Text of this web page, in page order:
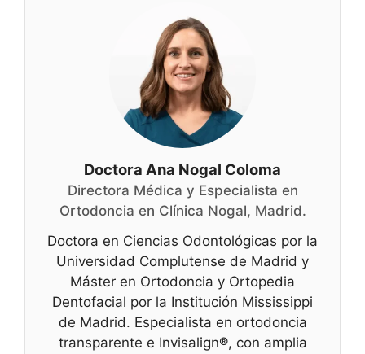
Doctora Ana Nogal Coloma
Directora Médica y Especialista en
Ortodoncia en Clínica Nogal, Madrid.
Doctora en Ciencias Odontológicas por la
Universidad Complutense de Madrid y
Máster en Ortodoncia y Ortopedia
Dentofacial por la Institución Mississippi
de Madrid. Especialista en ortodoncia
transparente e Invisalign®, con amplia